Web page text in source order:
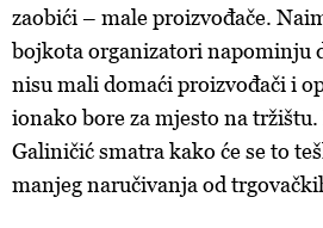
zaobići – male proizvođače.
bojkota organizatori napominju
nisu mali domaći proizvođači i
ionako bore za mjesto na
Galiničić smatra kako će se to
manjeg naručivanja od